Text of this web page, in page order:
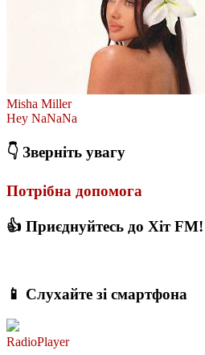
Misha Miller
Hey NaNaNa
👇 Зверніть увагу
Потрібна допомога
👍 Приєднуйтесь до Хіт FM!
📱 Слухайте зі смартфона
RadioPlayer